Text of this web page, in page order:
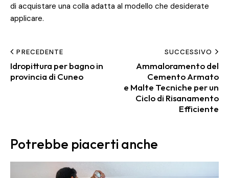
di acquistare una colla adatta al modello che desiderate
applicare.
PRECEDENTE
Idropittura per bagno in
provincia di Cuneo
SUCCESSIVO
Ammaloramento del
Cemento Armato
e Malte Tecniche per un
Ciclo di Risanamento
Efficiente
Potrebbe piacerti anche